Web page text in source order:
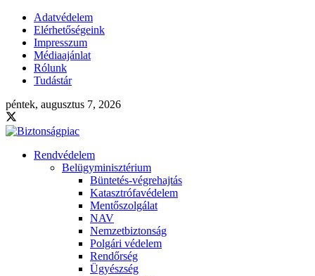
Adatvédelem
Elérhetőségeink
Impresszum
Médiaajánlat
Rólunk
Tudástár
péntek, augusztus 7, 2026
Rendvédelem
Belügyminisztérium
Büntetés-végrehajtás
Katasztrófavédelem
Mentőszolgálat
NAV
Nemzetbiztonság
Polgári védelem
Rendőrség
Ügyészség